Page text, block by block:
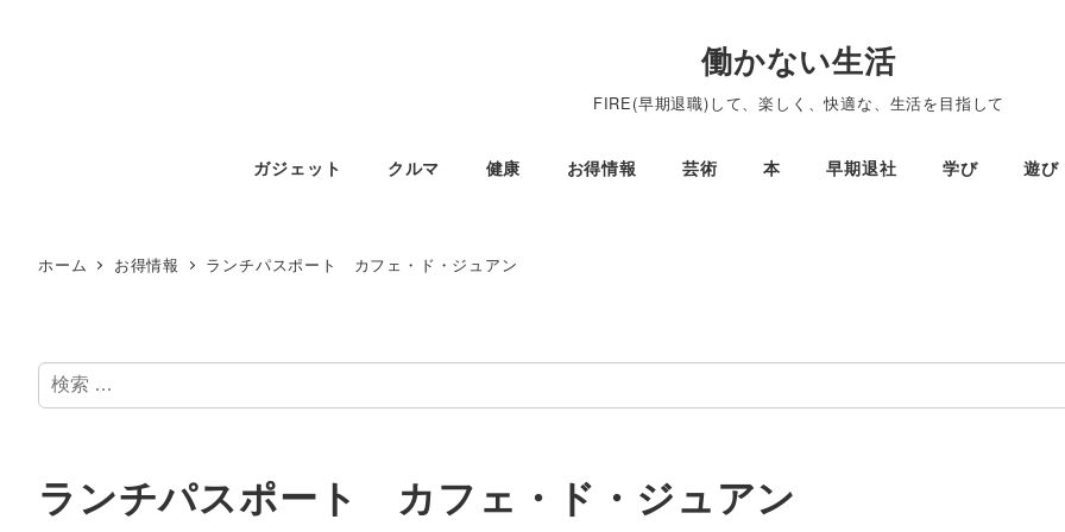
働かない生活
FIRE(早期退職)して、楽しく、快適な、生活を目指して
ガジェット クルマ 健康 お得情報 芸術 本 早期退社 学び 遊び
ホーム お得情報 ランチパスポート カフェ・ド・ジュアン
検
索
ランチパスポート カフェ・ド・ジュアン